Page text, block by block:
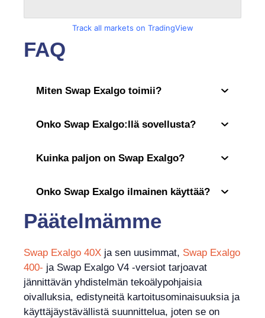
Track all markets on TradingView
FAQ
Miten Swap Exalgo toimii?
Onko Swap Exalgo:llä sovellusta?
Kuinka paljon on Swap Exalgo?
Onko Swap Exalgo ilmainen käyttää?
Päätelmämme
Swap Exalgo 40X ja sen uusimmat, Swap Exalgo
400- ja Swap Exalgo V4 -versiot tarjoavat
jännittävän yhdistelmän tekoälypohjaisia ​​
oivalluksia, edistyneitä kartoitusominaisuuksia ja
käyttäjäystävällistä suunnittelua, joten se on